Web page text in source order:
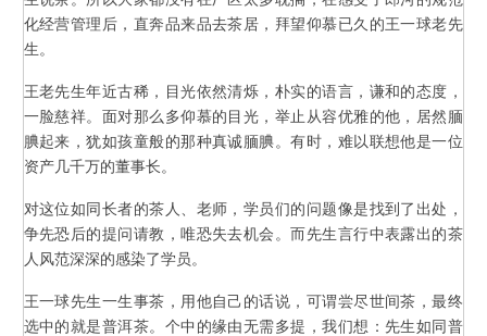
化经营管理后，直奔品来品去茶居，拜望仰慕已久的王一球老先
生。
王老先生年近古稀，目光依然清烁，朴实的语言，谦和的态度，
一脸慈祥。面对那么多仰慕的目光，举止从容优雅的他，居然腼
腆起来，犹如孩童般的那种真诚腼腆。有时，难以联想他是一位
资产几千万的董事长。
对这位如同长者的茶人、老师，学员们的问题像是找到了出处，
争先恐后的提问请教，唯恐失去机会。而先生言行中表露出的茶
人风范深深的感染了学员。
王一球先生一生事茶，用他自己的话说，可谓尝尽世间茶，最终
选中的就是普洱茶。个中的缘由无需多提，我们想：先生如同普